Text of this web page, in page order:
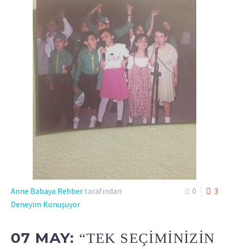
0 3
Anne Babaya Rehber tarafından
Deneyim Konuşuyor
07 MAY: “TEK SEÇIMINIZIN